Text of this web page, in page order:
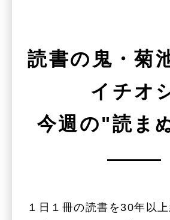
読書の鬼・菊
イチオ
今週の"読ま
１日１冊の読書を30年以